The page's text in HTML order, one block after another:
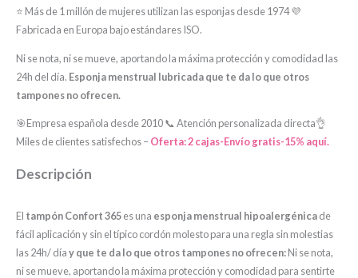
⭐ Más de 1 millón de mujeres utilizan las esponjas desde 1974 💜
Fabricada en Europa bajo estándares ISO.
Ni se nota, ni se mueve, aportando la máxima protección y comodidad las
24h del día. Esponja menstrual lubricadaque te da lo que otros
tampones no ofrecen.
🎯Empresa española desde 2010 📞 Atención personalizada directa👌
Miles de clientes satisfechos – Oferta: 2 cajas-Envío gratis-15% aquí.
Descripción
El tampón Confort 365es una esponja menstrual hipoalergénicade
fácil aplicación y sin el típico cordón molesto para una regla sin molestias
las 24h/ díay que te da lo que otros tampones no ofrecen:Ni se nota,
ni se mueve, aportando la máxima protección y comodidad para sentirte